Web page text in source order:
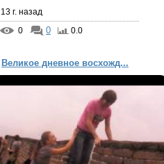
13 г. назад
0
0 0.0
Великое дневное восхожд...